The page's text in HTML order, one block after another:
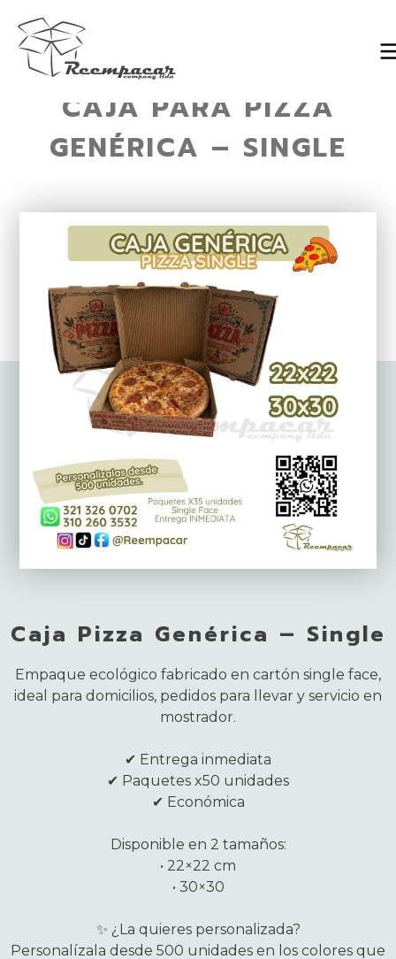
CAJA PARA PIZZA
GENÉRICA – SINGLE
Caja Pizza Genérica – Single
Empaque ecológico fabricado en cartón single face,
ideal para domicilios, pedidos para llevar y servicio en
mostrador.
✔ Entrega inmediata
✔ Paquetes x50 unidades
✔ Económica
Disponible en 2 tamaños:
• 22×22 cm
• 30×30
✨ ¿La quieres personalizada?
Personalízala desde 500 unidades en los colores que